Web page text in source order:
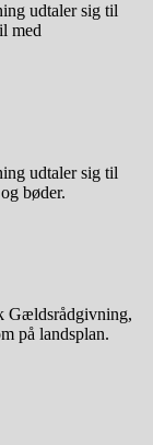
udtaler sig til
med
udtaler sig til
bøder.
Gældsrådgivning,
på landsplan.